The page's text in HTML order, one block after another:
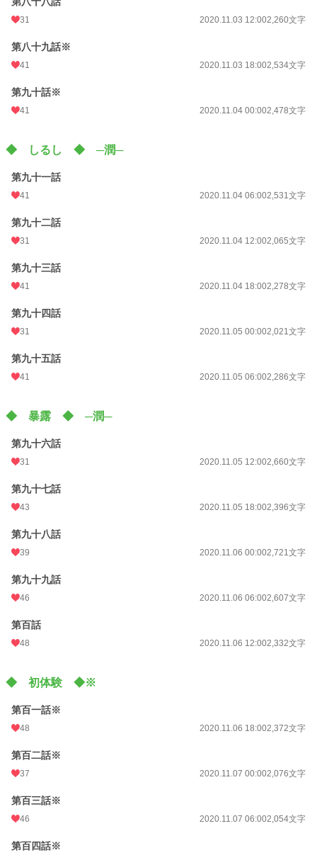
31 2020.11.03 12:002,260文字
第八十九話※
41 2020.11.03 18:002,534文字
第九十話※
41 2020.11.04 00:002,478文字
◆ しるし ◆ ─潤─
第九十一話
41 2020.11.04 06:002,531文字
第九十二話
31 2020.11.04 12:002,065文字
第九十三話
41 2020.11.04 18:002,278文字
第九十四話
31 2020.11.05 00:002,021文字
第九十五話
41 2020.11.05 06:002,286文字
◆ 暴露 ◆ ─潤─
第九十六話
31 2020.11.05 12:002,660文字
第九十七話
43 2020.11.05 18:002,396文字
第九十八話
39 2020.11.06 00:002,721文字
第九十九話
46 2020.11.06 06:002,607文字
第百話
48 2020.11.06 12:002,332文字
◆ 初体験 ◆※
第百一話※
48 2020.11.06 18:002,372文字
第百二話※
37 2020.11.07 00:002,076文字
第百三話※
46 2020.11.07 06:002,054文字
第百四話※